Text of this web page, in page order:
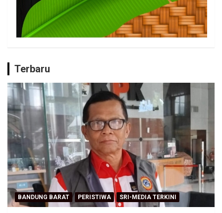
Terbaru
BANDUNG BARAT PERISTIWA SRI-MEDIA TERKINI